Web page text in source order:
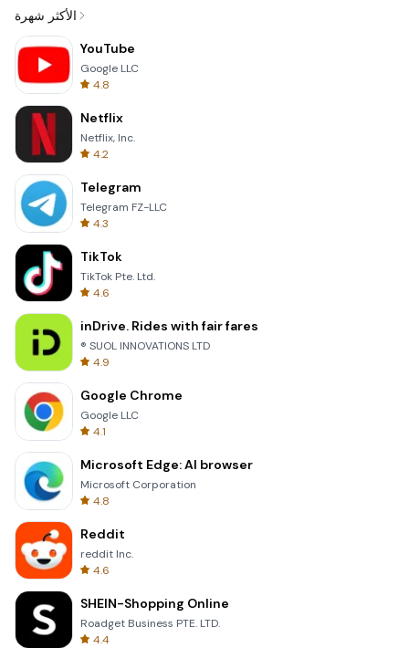
الأكثر شهرة
YouTube
Google LLC
4.8
Netflix
Netflix, Inc.
4.2
Telegram
Telegram FZ-LLC
4.3
TikTok
TikTok Pte. Ltd.
4.6
inDrive. Rides with fair fares
® SUOL INNOVATIONS LTD
4.9
Google Chrome
Google LLC
4.1
Microsoft Edge: AI browser
Microsoft Corporation
4.8
Reddit
reddit Inc.
4.6
SHEIN-Shopping Online
Roadget Business PTE. LTD.
4.4